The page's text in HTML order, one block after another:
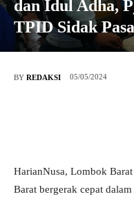
dan Idul Adha,
TPID Sidak
BY REDAKSI 05/05/2024
HarianNusa, Lombok
Barat bergerak cepat